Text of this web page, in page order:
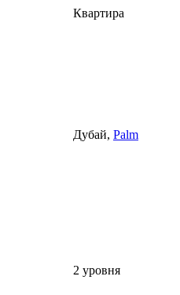
Квартира
Дубай, Palm
2 уровня